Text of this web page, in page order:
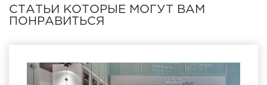
СТАТЬИ КОТОРЫЕ МОГУТ ВАМ
ПОНРАВИТЬСЯ